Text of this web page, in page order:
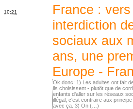
10:21
France :
interdiction
sociaux aux
ans, une
Europe -
Ok donc: 1) Les adultes ont fait
ils choisissent - plutôt que de
enfants d'aller sur les réseaux
illégal, c'est contraire aux
avec ça. 3) On (…)